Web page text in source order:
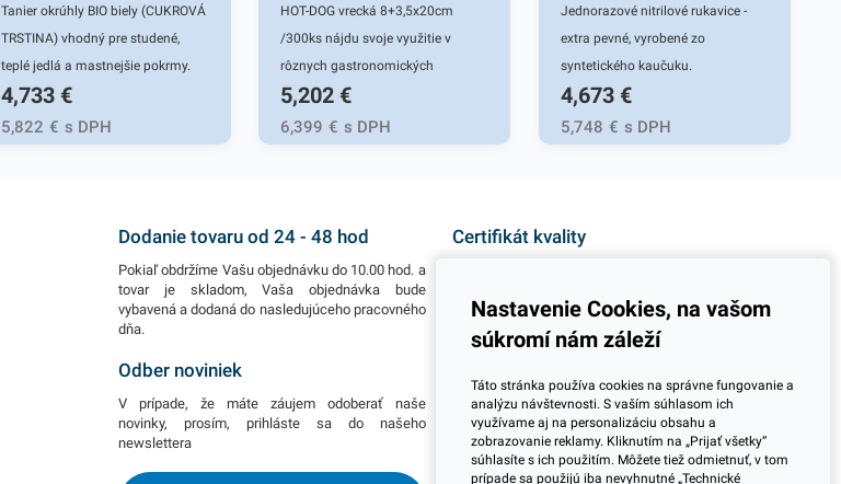
Tanier okrúhly BIO biely (CUKROVÁ
TRSTINA) vhodný pre studené,
teplé jedlá a mastnejšie pokrmy.
Využitie pre cukrárne, fast foody,
bufety, jedálne, na cateringu,
festivaloch, trhoch, oslavách,
TRSTINA) - patrí do čeľade tráv,
do jedného roka. Stonky majú
priemer 20 - 45 mm, ktoré
dosahujú výšku až 5 m a majú
vysoký obsah celulózy. Produkty
spracovaní cukrovej trstiny, majú
hladký jemný povrch, sú stabilné,
pevné, udržateľné a vykazujú
4,733 €
5,822 € s DPH
HOT-DOG vrecká 8+3,5x20cm
/300ks nájdu svoje využitie v
rôznych gastronomických
prevádzkach i vo vašej
domácnosti. Papierové vrecká
(PAP) sú vhodné predovšetkým na
ich najmä fast foody, bufety, rôzne
jarmokoch a podobne. Tieto
vrecká sú zložené z bio materiálu
vďaka čomu predstavujú skvelé
riešenie v boji proti plastom.
vreciek v károvanom motíve, s
5,202 €
6,399 € s DPH
Jednorazové nitrilové rukavice -
extra pevné, vyrobené zo
syntetického kaučuku.
Mikrotextúra zabezpečí priľnavosť
pri nosení. Vysoká odolnosť voči
pretrhnutiu a štiepenie pri
materiálom, vírusmi či inými
chemikáliám. Vhodné aj pre
alergikov, neobsahujú latex,
tvarované končeky prstov. 100 ks
rukavíc v čiernej farbe.
4,673 €
5,748 € s DPH
Dodanie tovaru od 24 - 48 hod
Pokiaľ obdržíme Vašu objednávku do 10.00 hod. a
tovar je skladom, Vaša objednávka bude
vybavená a dodaná do nasledujúceho pracovného
dňa.
Odber noviniek
V prípade, že máte záujem odoberať naše
novinky, prosím, prihláste sa do našeho
newslettera
Certifikát kvality
jeden z dôležitých ukazovateľov zodpovedného
podnikania.
Potrebujete viac informácií ohľadom pravidelnej
dlhodobej spolupráce pri odberoch? Prosím
skontaktujte sa s naším obchodným tímom a
dohodnite si stretnutie kdekoľvek na Slovensku.
Nastavenie Cookies, na vašom
súkromí nám záleží
Táto stránka používa cookies na správne fungovanie a
analýzu návštevnosti. S vaším súhlasom ich
využívame aj na personalizáciu obsahu a
zobrazovanie reklamy. Kliknutím na „Prijať všetky“
súhlasíte s ich použitím. Môžete tiež odmietnuť, v tom
prípade sa použijú iba nevyhnutné „Technické